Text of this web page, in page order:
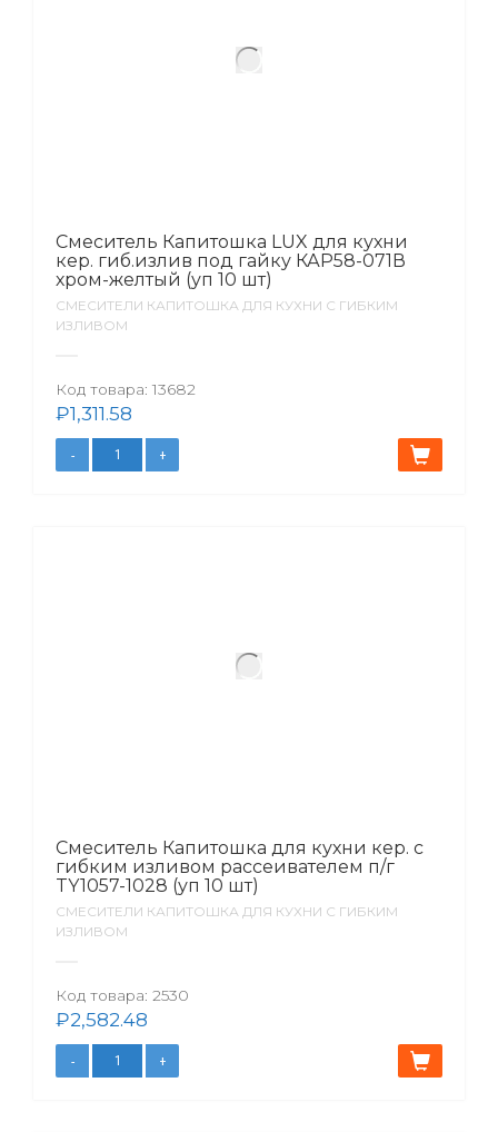
Смеситель Капитошка LUX для кухни
кер. гиб.излив под гайку КАР58-071В
хром-желтый (уп 10 шт)
СМЕСИТЕЛИ КАПИТОШКА ДЛЯ КУХНИ С ГИБКИМ
ИЗЛИВОМ
Код товара: 13682
₽1,311.58
Смеситель Капитошка для кухни кер. с
гибким изливом рассеивателем п/г
TY1057-1028 (уп 10 шт)
СМЕСИТЕЛИ КАПИТОШКА ДЛЯ КУХНИ С ГИБКИМ
ИЗЛИВОМ
Код товара: 2530
₽2,582.48